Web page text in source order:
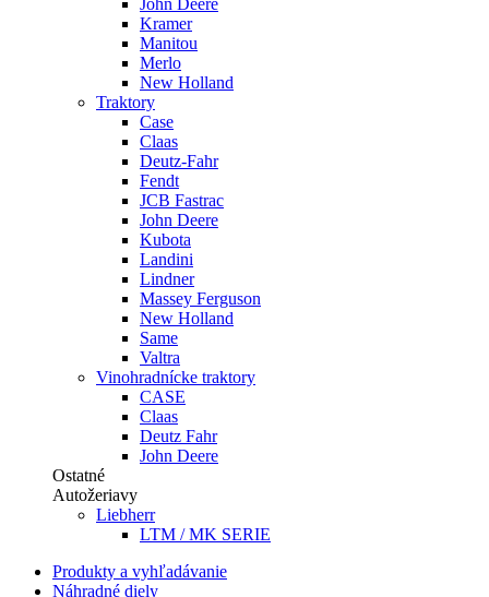
John Deere
Kramer
Manitou
Merlo
New Holland
Traktory
Case
Claas
Deutz-Fahr
Fendt
JCB Fastrac
John Deere
Kubota
Landini
Lindner
Massey Ferguson
New Holland
Same
Valtra
Vinohradnícke traktory
CASE
Claas
Deutz Fahr
John Deere
Ostatné
Autožeriavy
Liebherr
LTM / MK SERIE
Produkty a vyhľadávanie
Náhradné diely